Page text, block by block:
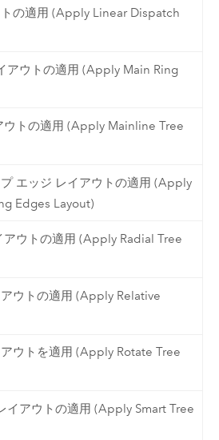
の適用 (Apply Linear Dispatch
アウトの適用 (Apply Main Ring
ウトの適用 (Apply Mainline Tree
エッジ レイアウトの適用 (Apply
Edges Layout)
アウトの適用 (Apply Radial Tree
ウトの適用 (Apply Relative
ウトを適用 (Apply Rotate Tree
イアウトの適用 (Apply Smart Tree